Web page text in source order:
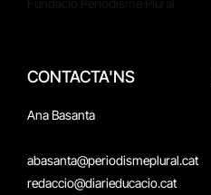
CONTACTA'NS
Ana Basanta
abasanta@periodismeplural.cat
redaccio@diarieducacio.cat